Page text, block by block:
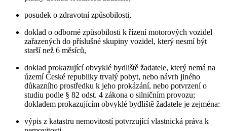
posudek o zdravotní způsobilosti,
doklad o odborné způsobilosti k řízení motorových vozidel
zařazených do příslušné skupiny vozidel, který nesmí být
starší než 6 měsíců,
doklad prokazující obvyklé bydliště žadatele, který nemá na
území České republiky trvalý pobyt, nebo návrh jiného
důkazního prostředku k jeho prokázání, nebo potvrzení o
studiu podle § 82 odst. 4 zákona o silničním provozu;
dokladem prokazujícím obvyklé bydliště žadatele je zejména:
výpis z katastru nemovitostí potvrzující vlastnická práva k